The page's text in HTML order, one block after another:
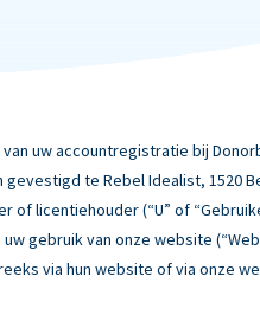
uw accountregistratie bij
te Rebel Idealist, 1520
of licentiehouder (“U” of
gebruik van onze website
via hun website of via onze